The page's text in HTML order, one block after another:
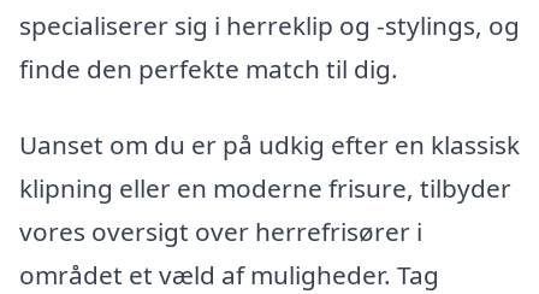
specialiserer sig i herreklip og -stylings, og
finde den perfekte match til dig.
Uanset om du er på udkig efter en klassisk
klipning eller en moderne frisure, tilbyder
vores oversigt over herrefrisører i
området et væld af muligheder. Tag